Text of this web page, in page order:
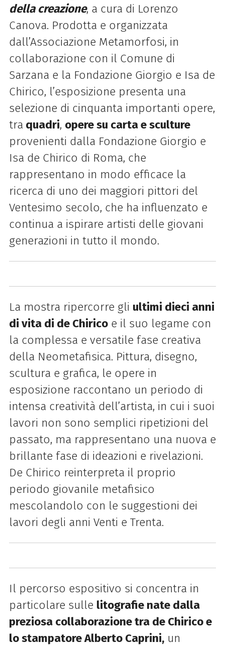
della creazione, a cura di Lorenzo
Canova. Prodotta e organizzata
dall’Associazione Metamorfosi, in
collaborazione con il Comune di
Sarzana e la Fondazione Giorgio e Isa de
Chirico, l’esposizione presenta una
selezione di cinquanta importanti opere,
tra quadri, opere su carta e sculture
provenienti dalla Fondazione Giorgio e
Isa de Chirico di Roma, che
rappresentano in modo efficace la
ricerca di uno dei maggiori pittori del
Ventesimo secolo, che ha influenzato e
continua a ispirare artisti delle giovani
generazioni in tutto il mondo.
La mostra ripercorre gli ultimi dieci anni
di vita di de Chiricoe il suo legame con
la complessa e versatile fase creativa
della Neometafisica. Pittura, disegno,
scultura e grafica, le opere in
esposizione raccontano un periodo di
intensa creatività dell’artista, in cui i suoi
lavori non sono semplici ripetizioni del
passato, ma rappresentano una nuova e
brillante fase di ideazioni e rivelazioni.
De Chirico reinterpreta il proprio
periodo giovanile metafisico
mescolandolo con le suggestioni dei
lavori degli anni Venti e Trenta.
Il percorso espositivo si concentra in
particolare sulle litografie nate dalla
preziosa collaborazione tra de Chirico e
lo stampatore Alberto Caprini,un